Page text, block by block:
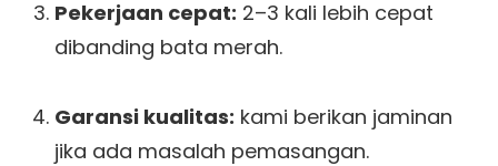
Pekerjaan cepat: 2–3 kali lebih cepat
dibanding bata merah.
Garansi kualitas: kami berikan jaminan
jika ada masalah pemasangan.